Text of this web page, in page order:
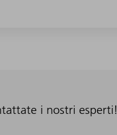
i nostri esperti!